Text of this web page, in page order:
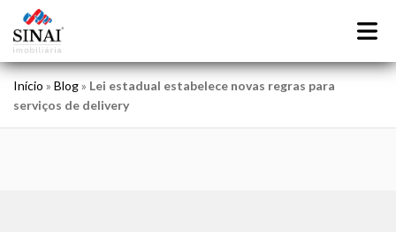
Início » Blog» Lei estadual estabelece novas regras para
serviços de delivery